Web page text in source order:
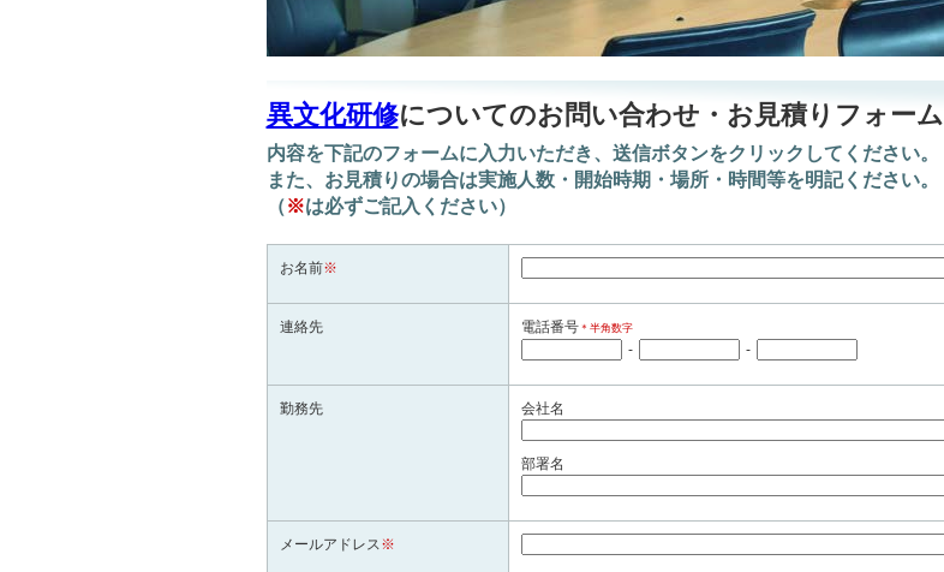
異文化研修についてのお問い合わせ・お見積りフォーム
内容を下記のフォームに入力いただき、送信ボタンをクリックしてください。
また、お見積りの場合は実施人数・開始時期・場所・時間等を明記ください。
（※は必ずご記入ください）
お名前※
連絡先 電話番号＊半角数字
- -
勤務先 会社名
部署名
メールアドレス※